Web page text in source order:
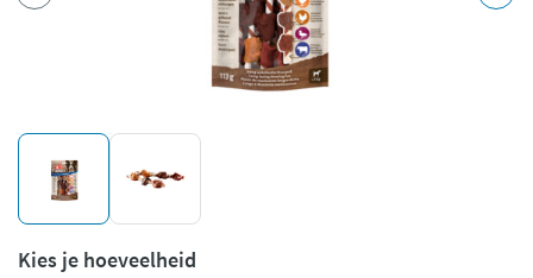
Kies je hoeveelheid